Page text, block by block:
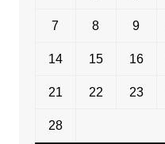
7 8 9
14 15 16
21 22 23
28